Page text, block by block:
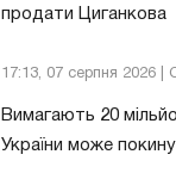
продати Циганкова
17:13, 07 серпня 2026
Вимагають 20
України може